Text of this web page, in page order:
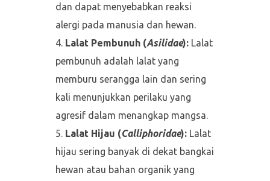
dan dapat menyebabkan reaksi
alergi pada manusia dan hewan.
Lalat Pembunuh (Asilidae):Lalat
pembunuh adalah lalat yang
memburu serangga lain dan sering
kali menunjukkan perilaku yang
agresif dalam menangkap mangsa.
Lalat Hijau (Calliphoridae):Lalat
hijau sering banyak di dekat bangkai
hewan atau bahan organik yang